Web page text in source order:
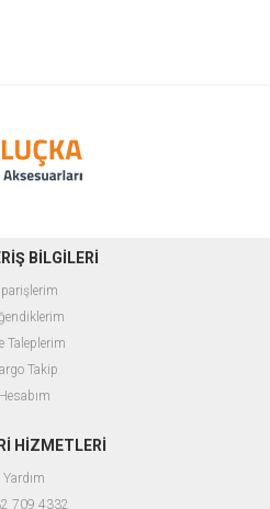
BİLGİLERİ
Taleplerim
Takip
Hesabım
HİZMETLERİ
Yardım
709 4332